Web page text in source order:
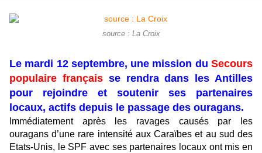
source : La Croix
Le mardi 12 septembre, une mission du Secours
populaire françaisse rendra dans les Antilles
pour rejoindre et soutenir ses partenaires
locaux, actifs depuis le passage des ouragans.
Immédiatement après les ravages causés par les
ouragans d’une rare intensité aux Caraïbes et au sud des
Etats-Unis, le SPF avec ses partenaires locaux ont mis en